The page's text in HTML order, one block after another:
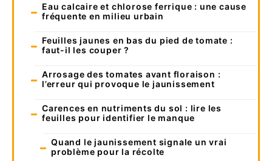
Eau calcaire et chlorose ferrique : une cause
fréquente en milieu urbain
Feuilles jaunes en bas du pied de tomate :
faut-il les couper ?
Arrosage des tomates avant floraison :
l’erreur qui provoque le jaunissement
Carences en nutriments du sol : lire les
feuilles pour identifier le manque
Quand le jaunissement signale un vrai
problème pour la récolte